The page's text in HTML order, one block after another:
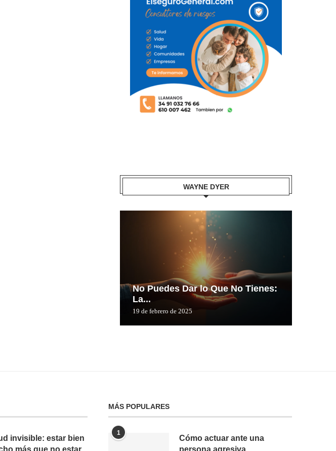
WAYNE DYER
No Puedes Dar lo Que No Tienes:
La...
19 de febrero de 2025
invisible: estar bien
más que no estar
MÁS POPULARES
1
Cómo actuar ante una
persona agresiva